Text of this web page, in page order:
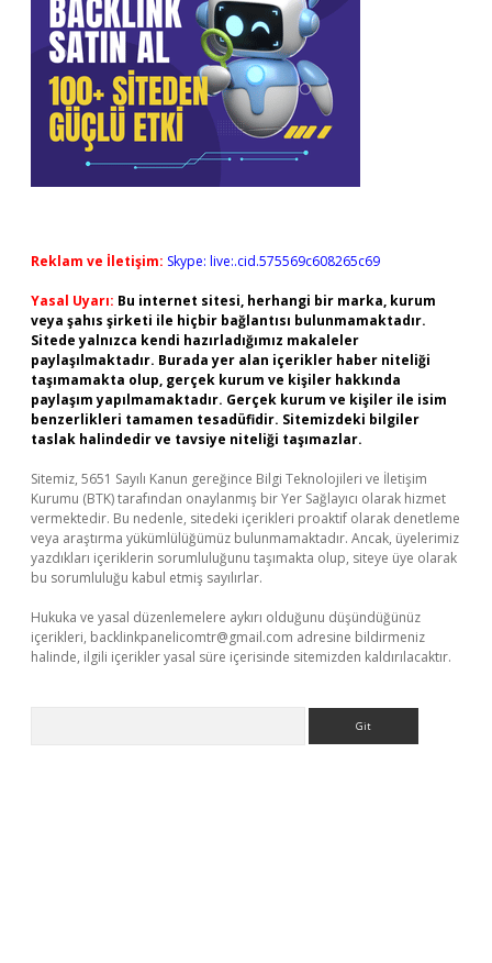
Reklam ve İletişim: Skype: live:.cid.575569c608265c69
Yasal Uyarı: Bu internet sitesi, herhangi bir marka, kurum
veya şahıs şirketi ile hiçbir bağlantısı bulunmamaktadır.
Sitede yalnızca kendi hazırladığımız makaleler
paylaşılmaktadır. Burada yer alan içerikler haber niteliği
taşımamakta olup, gerçek kurum ve kişiler hakkında
paylaşım yapılmamaktadır. Gerçek kurum ve kişiler ile isim
benzerlikleri tamamen tesadüfidir. Sitemizdeki bilgiler
taslak halindedir ve tavsiye niteliği taşımazlar.
Sitemiz, 5651 Sayılı Kanun gereğince Bilgi Teknolojileri ve İletişim
Kurumu (BTK) tarafından onaylanmış bir Yer Sağlayıcı olarak hizmet
vermektedir. Bu nedenle, sitedeki içerikleri proaktif olarak denetleme
veya araştırma yükümlülüğümüz bulunmamaktadır. Ancak, üyelerimiz
yazdıkları içeriklerin sorumluluğunu taşımakta olup, siteye üye olarak
bu sorumluluğu kabul etmiş sayılırlar.
Hukuka ve yasal düzenlemelere aykırı olduğunu düşündüğünüz
içerikleri, backlinkpanelicomtr@gmail.com adresine bildirmeniz
halinde, ilgili içerikler yasal süre içerisinde sitemizden kaldırılacaktır.